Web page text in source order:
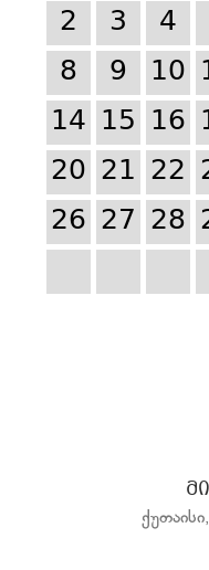
2
3 4
8
9 10
14 15 16
20 21 22
26 27 28